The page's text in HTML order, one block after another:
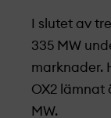
I slutet av
335 MW
marknader.
OX2 lämnat
MW.